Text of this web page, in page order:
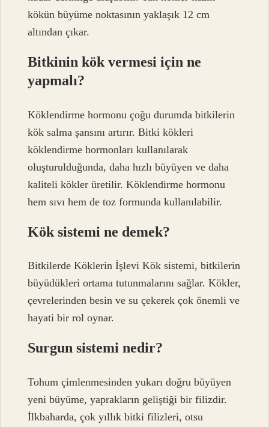
kökün büyüme noktasının yaklaşık 12 cm
altından çıkar.
Bitkinin kök vermesi için ne
yapmalı?
Köklendirme hormonu çoğu durumda bitkilerin
kök salma şansını artırır. Bitki kökleri
köklendirme hormonları kullanılarak
oluşturulduğunda, daha hızlı büyüyen ve daha
kaliteli kökler üretilir. Köklendirme hormonu
hem sıvı hem de toz formunda kullanılabilir.
Kök sistemi ne demek?
Bitkilerde Köklerin İşlevi Kök sistemi, bitkilerin
büyüdükleri ortama tutunmalarını sağlar. Kökler,
çevrelerinden besin ve su çekerek çok önemli ve
hayati bir rol oynar.
Surgun sistemi nedir?
Tohum çimlenmesinden yukarı doğru büyüyen
yeni büyüme, yaprakların geliştiği bir filizdir.
İlkbaharda, çok yıllık bitki filizleri, otsu